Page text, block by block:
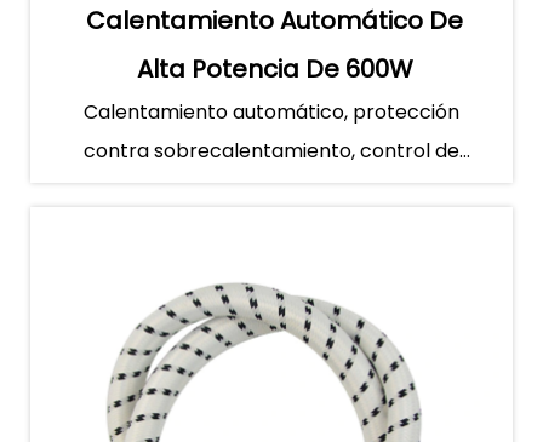
Calentamiento Automático De
Alta Potencia De 600W
Calentamiento automático, protección
contra sobrecalentamiento, control de